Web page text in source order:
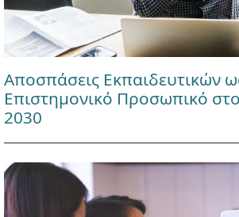
Αποσπάσεις Εκπαιδευτικών
Επιστημονικό Προσωπικό
2030